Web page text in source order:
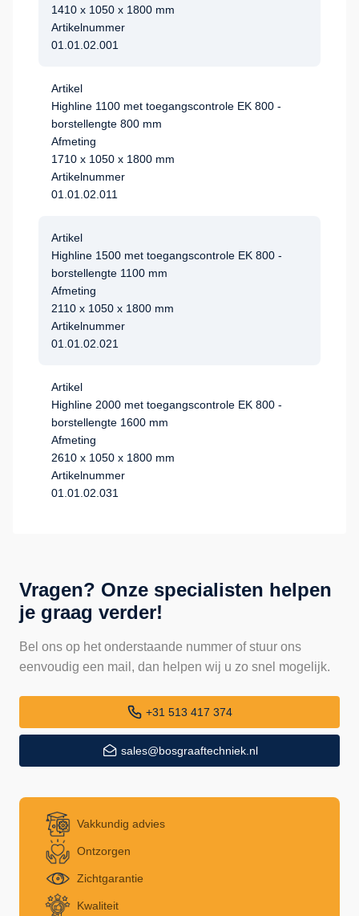
1410 x 1050 x 1800 mm
Artikelnummer
01.01.02.001
Artikel
Highline 1100 met toegangscontrole EK 800 -
borstellengte 800 mm
Afmeting
1710 x 1050 x 1800 mm
Artikelnummer
01.01.02.011
Artikel
Highline 1500 met toegangscontrole EK 800 -
borstellengte 1100 mm
Afmeting
2110 x 1050 x 1800 mm
Artikelnummer
01.01.02.021
Artikel
Highline 2000 met toegangscontrole EK 800 -
borstellengte 1600 mm
Afmeting
2610 x 1050 x 1800 mm
Artikelnummer
01.01.02.031
Vragen? Onze specialisten helpen
je graag verder!
Bel ons op het onderstaande nummer of stuur ons
eenvoudig een mail, dan helpen wij u zo snel mogelijk.
+31 513 417 374
sales@bosgraaftechniek.nl
Vakkundig advies
Ontzorgen
Zichtgarantie
Kwaliteit